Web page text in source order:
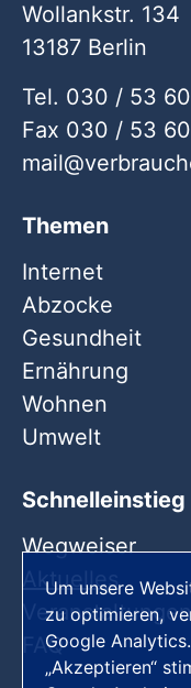
Wollankstr. 134
13187 Berlin
Tel. 030 / 53
Fax 030 / 53
mail
Themen
Internet
Abzocke
Gesundheit
Ernährung
Wohnen
Umwelt
Schnelleinstieg
Wegweiser
Aktuelles
Veranstaltungen
FAQ
Um unsere
zu optimieren,
Google
„Akzeptieren“